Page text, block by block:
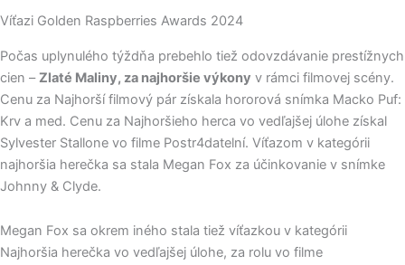
Víťazi Golden Raspberries Awards 2024
Počas uplynulého týždňa prebehlo tiež odovzdávanie prestížnych
cien –Zlaté Maliny, za najhoršie výkony v rámci filmovej scény.
Cenu za Najhorší filmový pár získala hororová snímka Macko Puf:
Krv a med. Cenu za Najhoršieho herca vo vedľajšej úlohe získal
Sylvester Stallone vo filme Postr4datelní. Víťazom v kategórii
najhoršia herečka sa stala Megan Fox za účinkovanie v snímke
Johnny & Clyde.
Megan Fox sa okrem iného stala tiež víťazkou v kategórii
Najhoršia herečka vo vedľajšej úlohe, za rolu vo filme